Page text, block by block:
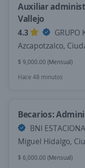
Auxiliar
Vallejo
4.3
GRUPO
Azcapotzalco,
$ 9,000.00 (Mensual)
Hace 48 minutos
Becarios:
BNI
Miguel Hidalgo,
$ 6,000.00 (Mensual)